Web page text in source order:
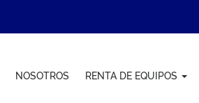
NOSOTROS RENTA DE EQUIPOS